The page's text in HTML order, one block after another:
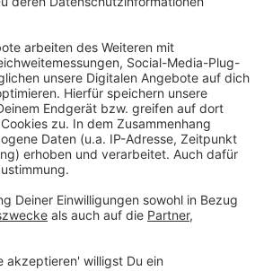
von Emotioversum,
Dort gehören Emotions-
zum Lehrplan. Das Ergebnis:
als das glücklichste Land der
Emotionen auseinandersetzt, hat